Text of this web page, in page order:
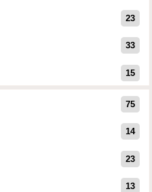
23
33
15
75
14
23
13